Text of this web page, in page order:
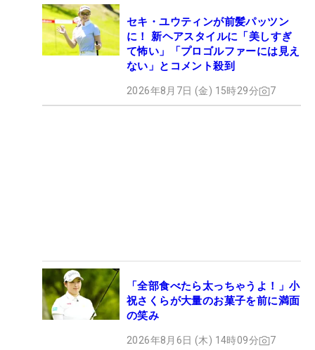
セキ・ユウティンが前髪パッツン
に！ 新ヘアスタイルに「美しすぎ
て怖い」「プロゴルファーには見え
ない」とコメント殺到
2026年8月7日 (金) 15時29分 7
「全部食べたら太っちゃうよ！」小
祝さくらが大量のお菓子を前に満面
の笑み
2026年8月6日 (木) 14時09分 7